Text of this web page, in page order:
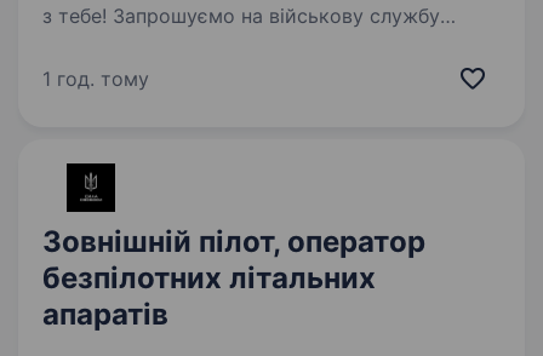
з тебе! Запрошуємо на військову службу
Державної прикордонної служби України
1 год. тому
Зовнішній пілот, оператор
безпілотних літальних
апаратів